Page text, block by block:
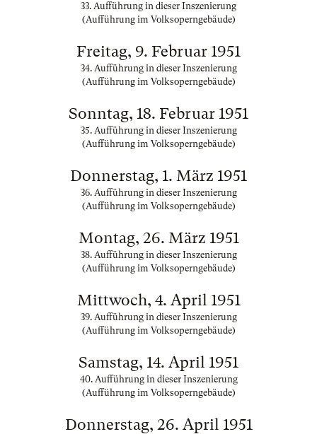
33. Aufführung in dieser Inszenierung
(Aufführung im Volksoperngebäude)
Freitag, 9. Februar 1951
34. Aufführung in dieser Inszenierung
(Aufführung im Volksoperngebäude)
Sonntag, 18. Februar 1951
35. Aufführung in dieser Inszenierung
(Aufführung im Volksoperngebäude)
Donnerstag, 1. März 1951
36. Aufführung in dieser Inszenierung
(Aufführung im Volksoperngebäude)
Montag, 26. März 1951
38. Aufführung in dieser Inszenierung
(Aufführung im Volksoperngebäude)
Mittwoch, 4. April 1951
39. Aufführung in dieser Inszenierung
(Aufführung im Volksoperngebäude)
Samstag, 14. April 1951
40. Aufführung in dieser Inszenierung
(Aufführung im Volksoperngebäude)
Donnerstag, 26. April 1951